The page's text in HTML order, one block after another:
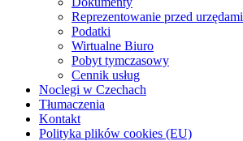
Reprezentowanie przed urzędami
Podatki
Wirtualne Biuro
Pobyt tymczasowy
Cennik usług
Noclegi w Czechach
Tłumaczenia
Kontakt
Polityka plików cookies (EU)